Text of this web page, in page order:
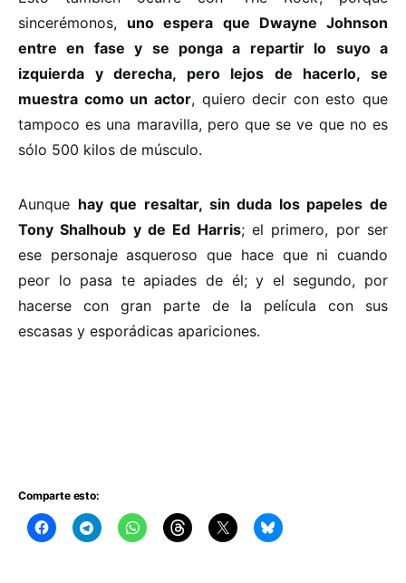
sincerémonos, uno espera que Dwayne Johnson
entre en fase y se ponga a repartir lo suyo a
izquierda y derecha, pero lejos de hacerlo, se
muestra como un actor, quiero decir con esto que
tampoco es una maravilla, pero que se ve que no es
sólo 500 kilos de músculo.
Aunque hay que resaltar, sin duda los papeles de
Tony Shalhoub y de Ed Harris; el primero, por ser
ese personaje asqueroso que hace que ni cuando
peor lo pasa te apiades de él; y el segundo, por
hacerse con gran parte de la película con sus
escasas y esporádicas apariciones.
Comparte esto: